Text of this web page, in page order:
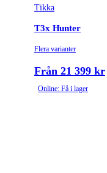
Tikka
T3x Hunter
Flera varianter
Från 21 399 kr
Online: Få i lager